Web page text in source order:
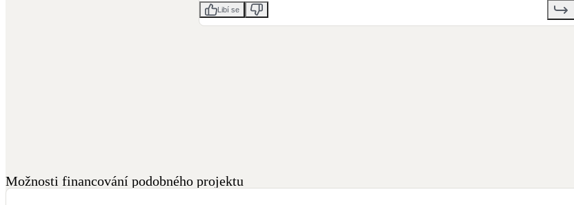
Libí se
Možnosti financování podobného projektu